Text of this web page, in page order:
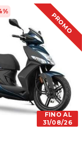
OFFERTA
PROMO
FINO AL
31/08/26